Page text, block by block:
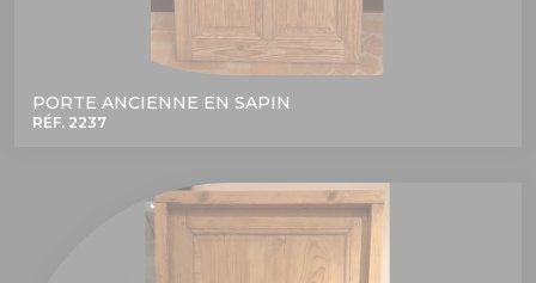
PORTE ANCIENNE EN SAPIN
RÉF. 2237